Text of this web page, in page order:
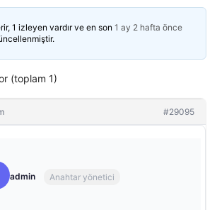
1 izleyen vardır ve en son 1 ay 2 hafta önce
(toplam 1)
#29095
admin Anahtar yönetici